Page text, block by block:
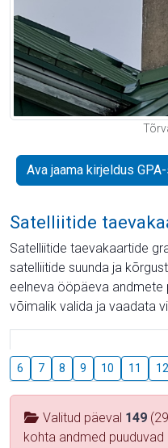
Ava jaama kirjeldus
Satelliitide
Satelliitide taevakaartide
satelliitide suunda ja
eelneva ööpäeva andmete
võimalik valida ja vaadata
6 7 8 9 10 11 12
Valitud päeval 149
kohta andmed puuduvad